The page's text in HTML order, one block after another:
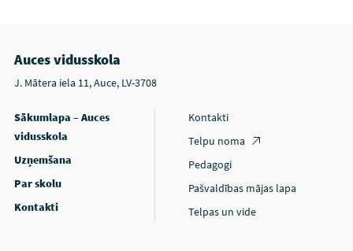
Auces vidusskola
J. Mātera iela 11, Auce, LV-3708
Sākumlapa – Auces
vidusskola
Uzņemšana
Par skolu
Kontakti
Kontakti
Telpu noma
Pedagogi
Pašvaldības mājas lapa
Telpas un vide